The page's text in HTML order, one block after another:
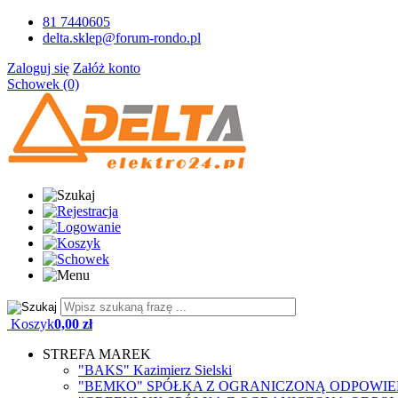
81 7440605
delta.sklep@forum-rondo.pl
Zaloguj się Załóż konto
Schowek (0)
Koszyk0,00 zł
STREFA MAREK
"BAKS" Kazimierz Sielski
"BEMKO" SPÓŁKA Z OGRANICZONĄ